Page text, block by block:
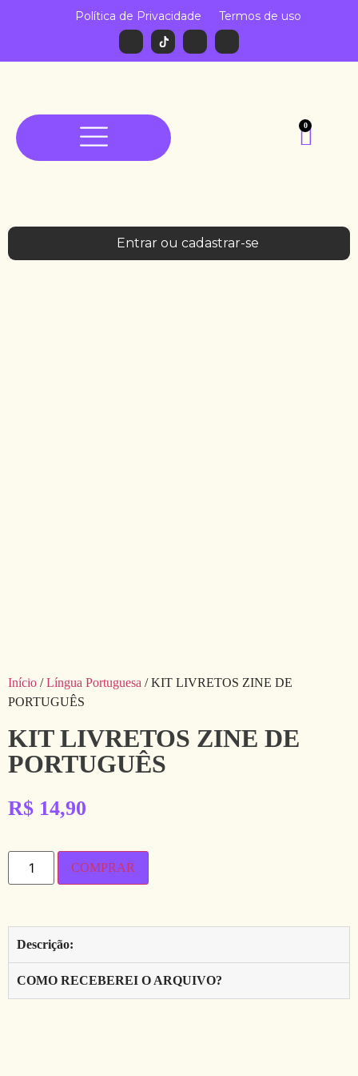
Política de Privacidade Termos de uso
0
Entrar ou cadastrar-se
Início /Língua Portuguesa / KIT LIVRETOS ZINE DE
PORTUGUÊS
KIT LIVRETOS ZINE DE
PORTUGUÊS
R$ 14,90
COMPRAR
Descrição:
COMO RECEBEREI O ARQUIVO?